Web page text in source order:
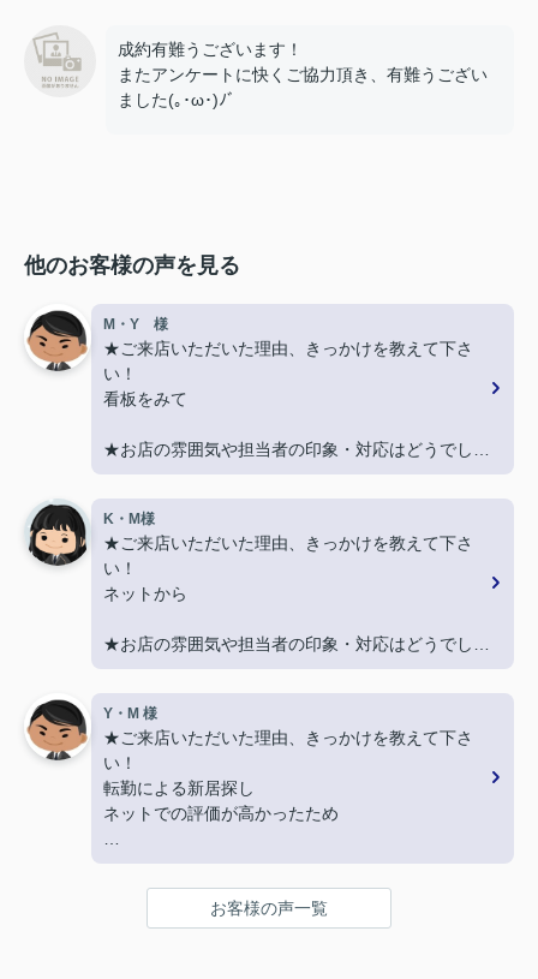
成約有難うございます！
またアンケートに快くご協力頂き、有難うござい
ました(｡･ω･)ﾉﾞ
他のお客様の声を見る
M・Y 様
★ご来店いただいた理由、きっかけを教えて下さ
い！
看板をみて
★お店の雰囲気や担当者の印象・対応はどうでした
か？
親切に対応いただき良かったです！
★担当者、または当店に一言お願い致します！
契約まで色々とご対応いただきありがとうございま
した！
K・M様
★ご来店いただいた理由、きっかけを教えて下さ
い！
ネットから
★お店の雰囲気や担当者の印象・対応はどうでした
か？
LINEでのコミュニケーションでやりやすい！
★担当者、または当店に一言お願い致します！
沢山LINEを送ってしまいましたが、
丁寧にご対応いただきありがとうございました‼
Y・M 様
★ご来店いただいた理由、きっかけを教えて下さ
い！
転勤による新居探し
ネットでの評価が高かったため
★お店の雰囲気や担当者の印象・対応はどうでした
明るく接しやすく、頼りになる方でした。
お客様の声一覧